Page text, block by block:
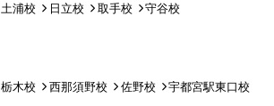
土浦校 日立校 取手校
守谷校
栃木校 西那須野校 佐野校 宇都宮駅東口校